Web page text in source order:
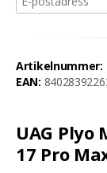
UAG Plyo
17 Pro
Artikelnummer:
EAN: